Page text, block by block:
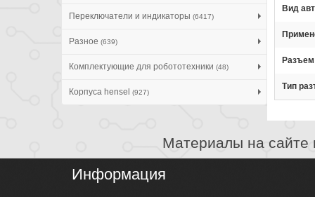
Переключатели и индикаторы (6417)
Разное (639)
Комплектующие для робототехники (48)
Корпуса hensel (927)
Вид
Разъем
Тип
Материалы на сайте
Информация